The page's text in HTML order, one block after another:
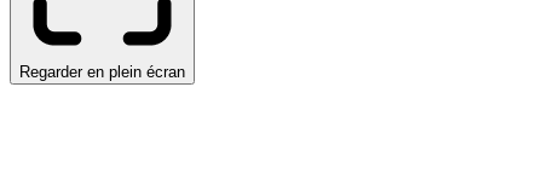
Regarder en plein écran